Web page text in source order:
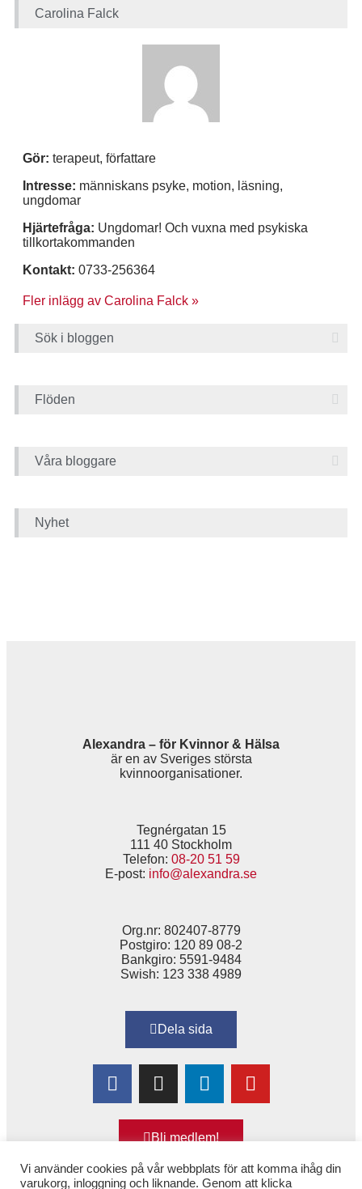
Carolina Falck
Gör: terapeut, författare
Intresse: människans psyke, motion, läsning,
ungdomar
Hjärtefråga: Ungdomar! Och vuxna med psykiska
tillkortakommanden
Kontakt: 0733-256364
Fler inlägg av Carolina Falck »
Sök i bloggen
Flöden
Våra bloggare
Nyhet
Alexandra – för Kvinnor & Hälsa
är en av Sveriges största
kvinnoorganisationer.
Tegnérgatan 15
111 40 Stockholm
Telefon: 08-20 51 59
E-post: info@alexandra.se
Org.nr: 802407-8779
Postgiro: 120 89 08-2
Bankgiro: 5591-9484
Swish: 123 338 4989
Dela sida
Bli medlem!
Vi använder cookies på vår webbplats för att komma ihåg din
varukorg, inloggning och liknande. Genom att klicka